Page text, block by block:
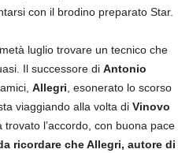
con il brodino preparato Star.
luglio trovare un tecnico che
Il successore di Antonio
Allegri , esonerato lo scorso
viaggiando alla volta di Vinovo
l’accordo, con buona pace
ricordare che Allegri, autore di